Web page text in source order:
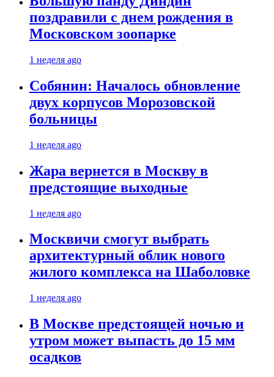
поздравили с днем рождения в
Московском зоопарке
1 неделя ago
Собянин: Началось обновление
двух корпусов Морозовской
больницы
1 неделя ago
Жара вернется в Москву в
предстоящие выходные
1 неделя ago
Москвичи смогут выбрать
архитектурный облик нового
жилого комплекса на Шаболовке
1 неделя ago
В Москве предстоящей ночью и
утром может выпасть до 15 мм
осадков